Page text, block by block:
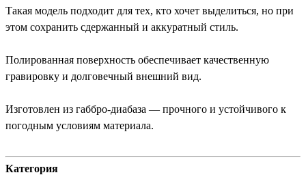
Такая модель подходит для тех, кто хочет выделиться, но при
этом сохранить сдержанный и аккуратный стиль.
Полированная поверхность обеспечивает качественную
гравировку и долговечный внешний вид.
Изготовлен из габбро-диабаза — прочного и устойчивого к
погодным условиям материала.
Категория